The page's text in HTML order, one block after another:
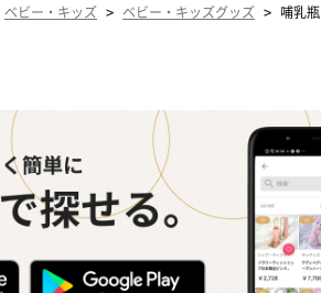
ベビー・キッズ > ベビー・キッズグッズ > 哺乳瓶